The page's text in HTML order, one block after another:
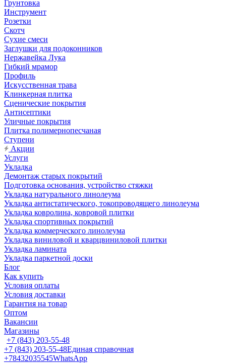
Грунтовка
Инструмент
Розетки
Скотч
Сухие смеси
Заглушки для подоконников
Нержавейка Лука
Гибкий мрамор
Профиль
Искусственная трава
Клинкерная плитка
Сценические покрытия
Антисептики
Уличные покрытия
Плитка полимернопесчаная
Ступени
Акции
Услуги
Укладка
Демонтаж старых покрытий
Подготовка основания, устройство стяжки
Укладка натурального линолеума
Укладка антистатического, токопроводящего линолеума
Укладка ковролина, ковровой плитки
Укладка спортивных покрытий
Укладка коммерческого линолеума
Укладка виниловой и кварцвиниловой плитки
Укладка ламината
Укладка паркетной доски
Блог
Как купить
Условия оплаты
Условия доставки
Гарантия на товар
Оптом
Вакансии
Магазины
+7 (843) 203-55-48
+7 (843) 203-55-48Единая справочная
+78432035545WhatsApp